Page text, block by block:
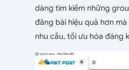
dàng tìm kiếm những
đăng bài hiệu quả hơn
nhu cầu, tối ưu hóa đáng